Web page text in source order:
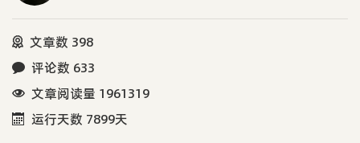
文章数 398
评论数 633
文章阅读量 1961319
运行天数 7899天